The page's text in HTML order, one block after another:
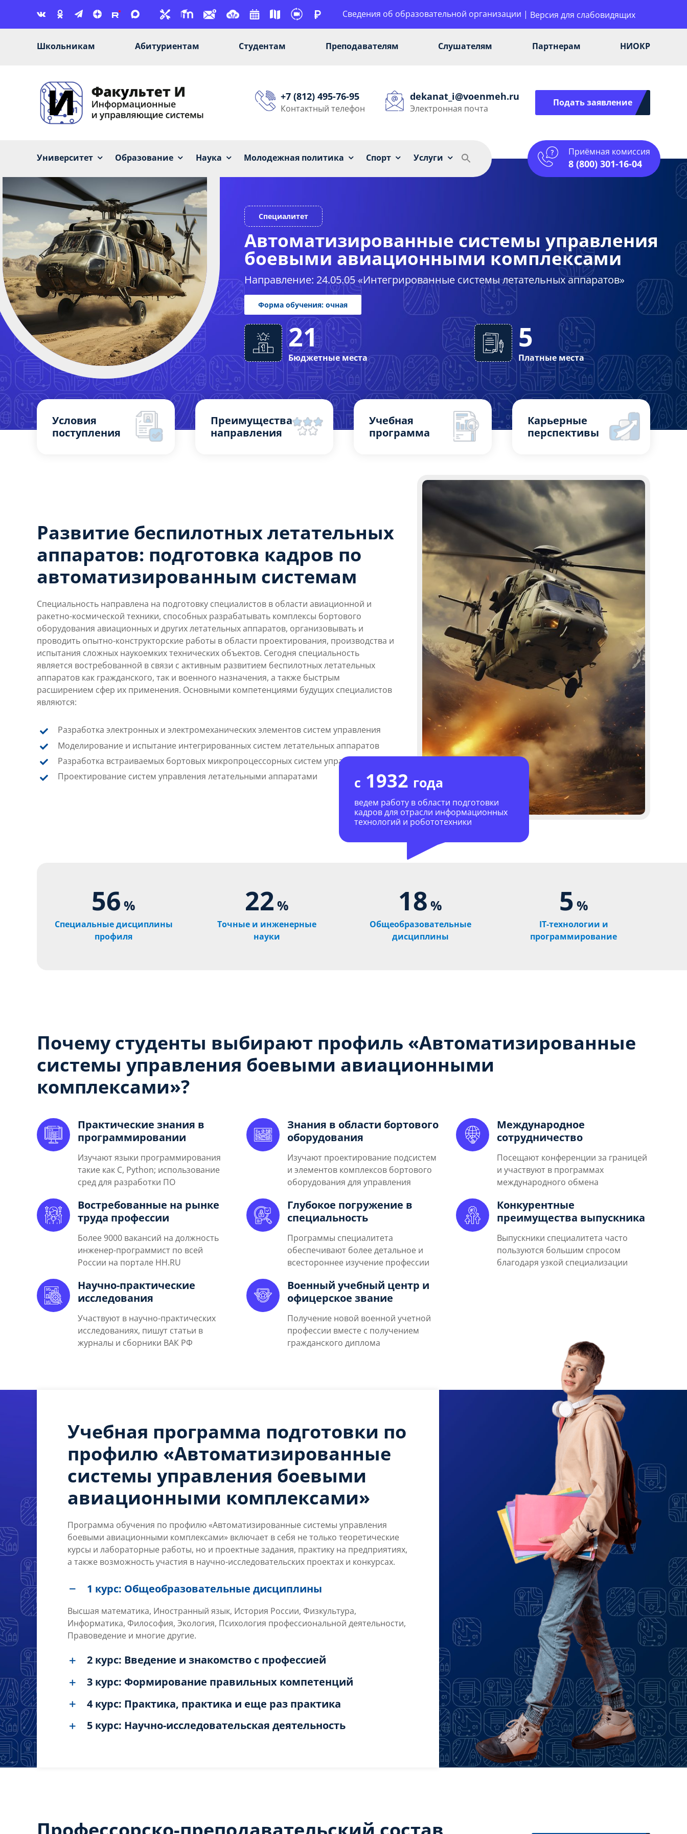
content
Сведения об образовательной организации | Версия для слабовидящих
Школьникам Абитуриентам Студентам Преподавателям Слушателям Партнерам НИОКР
+7 (812) 495-76-95
Контактный телефон
dekanat_i@voenmeh.ru
Электронная почта
Подать заявление
Университет Образование Наука Молодежная политика Спорт Услуги
Приёмная комиссия
8 (800) 301-16-04
Университет Образование Наука Молодежная политика Спорт Услуги
Специалитет
Автоматизированные системы управления
боевыми авиационными комплексами
Направление: 24.05.05 «Интегрированные системы летательных аппаратов»
Форма обучения: очная
21
Бюджетные места
5
Платные места
Условия
поступления
Преимущества
направления
Учебная
программа
Карьерные
перспективы
Развитие беспилотных летательных
аппаратов: подготовка кадров по
автоматизированным системам
Специальность направлена на подготовку специалистов в области авиационной и
ракетно-космической техники, способных разрабатывать комплексы бортового
оборудования авиационных и других летательных аппаратов, организовывать и
проводить опытно-конструкторские работы в области проектирования, производства и
испытания сложных наукоемких технических объектов. Сегодня специальность
является востребованной в связи с активным развитием беспилотных летательных
аппаратов как гражданского, так и военного назначения, а также быстрым
расширением сфер их применения. Основными компетенциями будущих специалистов
являются:
Разработка электронных и электромеханических элементов систем управления
Моделирование и испытание интегрированных систем летательных аппаратов
Разработка встраиваемых бортовых микропроцессорных систем управления
Проектирование систем управления летательными аппаратами
с 1932 года
ведем работу в области подготовки
кадров для отрасли информационных
технологий и робототехники
56 %
Специальные дисциплины
профиля
22 %
Точные и инженерные
науки
18 %
Общеобразовательные
дисциплины
5 %
IT-технологии и
программирование
Почему студенты выбирают профиль «Автоматизированные
системы управления боевыми авиационными
комплексами»?
Практические знания в
программировании
Изучают языки программирования
такие как С, Python; использование
сред для разработки ПО
Знания в области бортового
оборудования
Изучают проектирование подсистем
и элементов комплексов бортового
оборудования для управления
Международное
сотрудничество
Посещают конференции за границей
и участвуют в программах
международного обмена
Востребованные на рынке
труда профессии
Более 9000 вакансий на должность
инженер-программист по всей
России на портале HH.RU
Глубокое погружение в
специальность
Программы специалитета
обеспечивают более детальное и
всестороннее изучение профессии
Конкурентные
преимущества выпускника
Выпускники специалитета часто
пользуются большим спросом
благодаря узкой специализации
Научно-практические
исследования
Участвуют в научно-практических
исследованиях, пишут статьи в
журналы и сборники ВАК РФ
Военный учебный центр и
офицерское звание
Получение новой военной учетной
профессии вместе с получением
гражданского диплома
Учебная программа подготовки по
профилю «Автоматизированные
системы управления боевыми
авиационными комплексами»
Программа обучения по профилю «Автоматизированные системы управления
боевыми авиационными комплексами» включает в себя не только теоретические
курсы и лабораторные работы, но и проектные задания, практику на предприятиях,
а также возможность участия в научно-исследовательских проектах и конкурсах.
1 курс: Общеобразовательные дисциплины
Высшая математика, Иностранный язык, История России, Физкультура,
Информатика, Философия, Экология, Психология профессиональной деятельности,
Правоведение и многие другие.
2 курс: Введение и знакомство с профессией
3 курс: Формирование правильных компетенций
4 курс: Практика, практика и еще раз практика
5 курс: Научно-исследовательская деятельность